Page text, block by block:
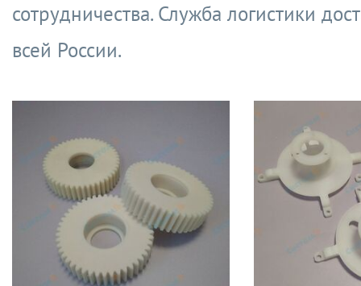
сотрудничества. Служба логистики
всей России.